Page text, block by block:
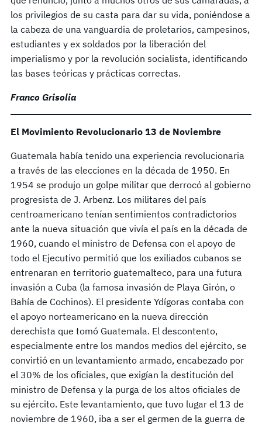
los privilegios de su casta para dar su vida, poniéndose a
la cabeza de una vanguardia de proletarios, campesinos,
estudiantes y ex soldados por la liberación del
imperialismo y por la revolución socialista, identificando
las bases teóricas y prácticas correctas.
Franco Grisolia
El Movimiento Revolucionario 13 de Noviembre
Guatemala había tenido una experiencia revolucionaria
a través de las elecciones en la década de 1950. En
1954 se produjo un golpe militar que derrocó al gobierno
progresista de J. Arbenz. Los militares del país
centroamericano tenían sentimientos contradictorios
ante la nueva situación que vivía el país en la década de
1960, cuando el ministro de Defensa con el apoyo de
todo el Ejecutivo permitió que los exiliados cubanos se
entrenaran en territorio guatemalteco, para una futura
invasión a Cuba (la famosa invasión de Playa Girón, o
Bahía de Cochinos). El presidente Ydígoras contaba con
el apoyo norteamericano en la nueva dirección
derechista que tomó Guatemala. El descontento,
especialmente entre los mandos medios del ejército, se
convirtió en un levantamiento armado, encabezado por
el 30% de los oficiales, que exigían la destitución del
ministro de Defensa y la purga de los altos oficiales de
su ejército. Este levantamiento, que tuvo lugar el 13 de
noviembre de 1960, iba a ser el germen de la guerra de